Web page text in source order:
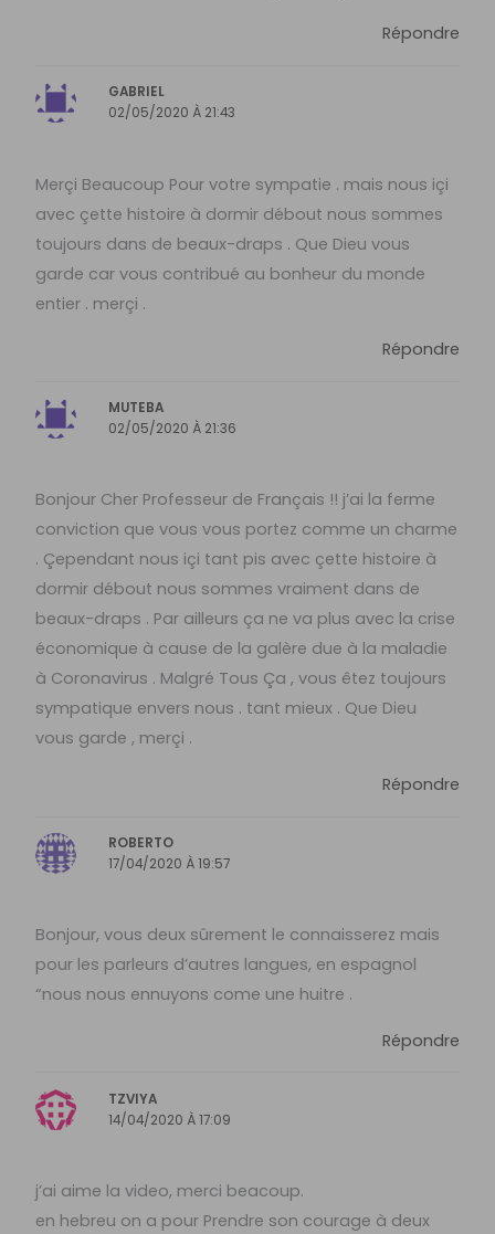
Répondre
GABRIEL
02/05/2020 À 21:43
Merçi Beaucoup Pour votre sympatie . mais nous içi
avec çette histoire à dormir débout nous sommes
toujours dans de beaux-draps . Que Dieu vous
garde car vous contribué au bonheur du monde
entier . merçi .
Répondre
MUTEBA
02/05/2020 À 21:36
Bonjour Cher Professeur de Français !! j’ai la ferme
conviction que vous vous portez comme un charme
. Çependant nous içi tant pis avec çette histoire à
dormir débout nous sommes vraiment dans de
beaux-draps . Par ailleurs ça ne va plus avec la crise
économique à cause de la galère due à la maladie
à Coronavirus . Malgré Tous Ça , vous êtez toujours
sympatique envers nous . tant mieux . Que Dieu
vous garde , merçi .
Répondre
ROBERTO
17/04/2020 À 19:57
Bonjour, vous deux sûrement le connaisserez mais
pour les parleurs d’autres langues, en espagnol
“nous nous ennuyons come une huitre .
Répondre
TZVIYA
14/04/2020 À 17:09
j’ai aime la video, merci beacoup.
en hebreu on a pour Prendre son courage à deux